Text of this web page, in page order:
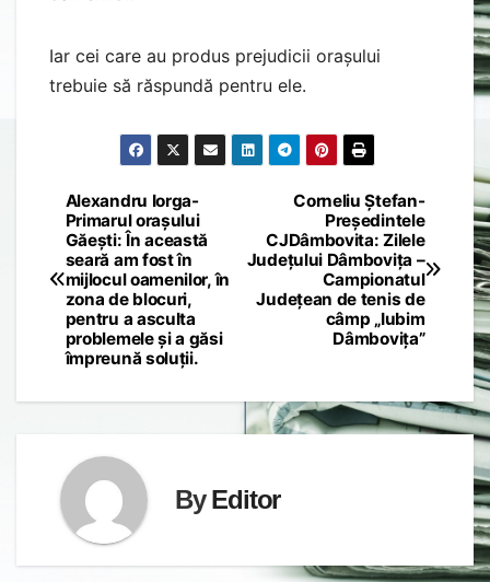
Iar cei care au produs prejudicii orașului
trebuie să răspundă pentru ele.
Post
navigation
Corneliu Ștefan-
Președintele
CJDâmbovita: Zilele
Județului Dâmbovița –
Campionatul
Județean de tenis de
câmp „Iubim
Dâmbovița”
Alexandru Iorga-
Primarul orașului
Găești: În această
seară am fost în
mijlocul oamenilor, în
zona de blocuri,
pentru a asculta
problemele și a găsi
împreună soluții.
ByEditor